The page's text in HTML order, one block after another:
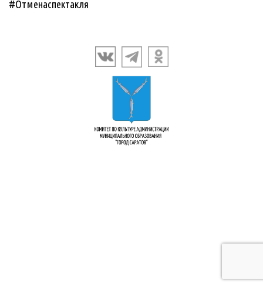
#Отменаспектакля